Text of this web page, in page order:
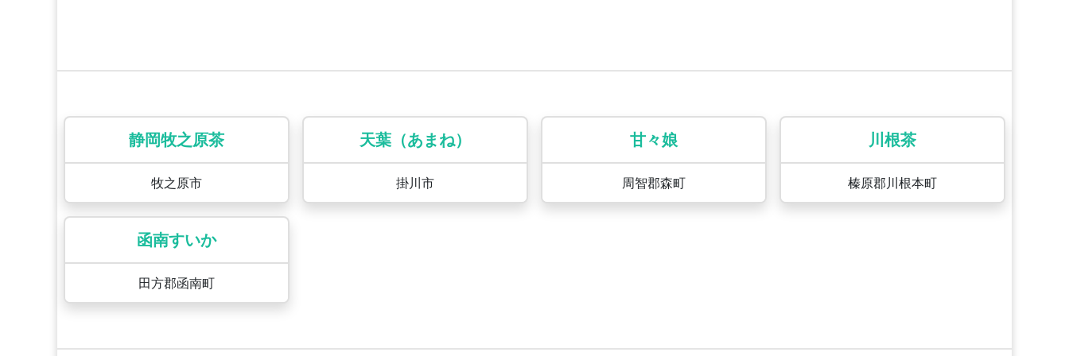
静岡牧之原茶
牧之原市
天葉（あまね）
掛川市
甘々娘
周智郡森町
川根茶
榛原郡川根本町
函南すいか
田方郡函南町